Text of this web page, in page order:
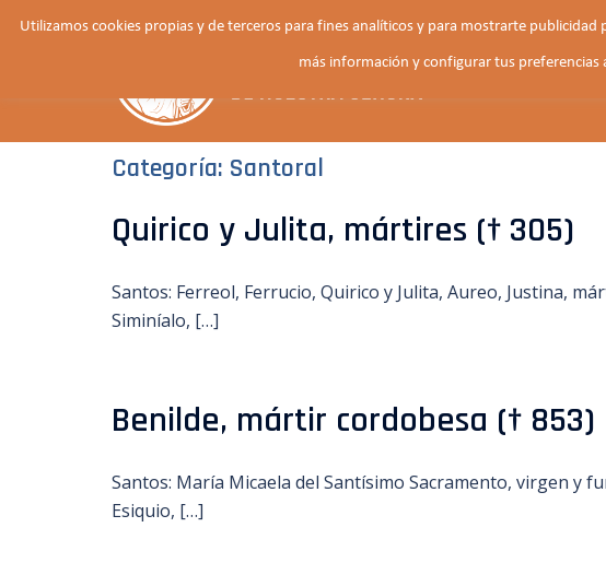
Saltar
Categoría: Santoral
Quirico y Julita, mártires († 305)
Santos: Ferreol, Ferrucio, Quirico y Julita, Aureo, Justina,
Siminíalo, […]
Benilde, mártir cordobesa († 853)
Santos: María Micaela del Santísimo Sacramento, virgen y
Esiquio, […]
Utilizamos cookies propias y de terceros para fines analíticos y para mostrarte
más información y configurar tus preferencias